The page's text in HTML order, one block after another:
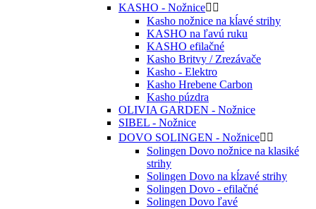
KASHO - Nožnice 
Kasho nožnice na kĺavé strihy
KASHO na ľavú ruku
KASHO efilačné
Kasho Britvy / Zrezávače
Kasho - Elektro
Kasho Hrebene Carbon
Kasho púzdra
OLIVIA GARDEN - Nožnice
SIBEL - Nožnice
DOVO SOLINGEN - Nožnice 
Solingen Dovo nožnice na klasiké
strihy
Solingen Dovo na kĺzavé strihy
Solingen Dovo - efilačné
Solingen Dovo ľavé